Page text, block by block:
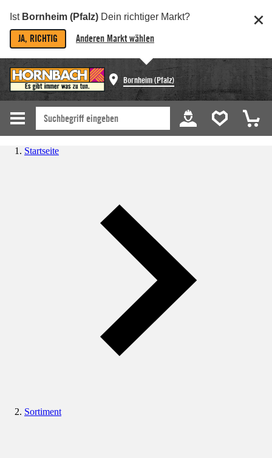
Ist Bornheim (Pfalz) Dein richtiger Markt?
JA, RICHTIG Anderen Markt wählen
Bornheim (Pfalz)
Startseite
Sortiment